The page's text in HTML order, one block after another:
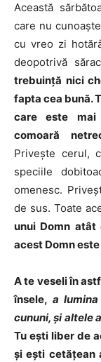
Această
care nu
cu vreo zi
deopotrivă
trebuinţă nici
fapta cea bună.
care este mai
comoară
Priveşte cerul,
speciile
omenesc.
de sus. Toate
unui Domn
acest Domn
A te veseli în
însele, a
cununi, şi altele
Tu eşti liber de
şi eşti cetăţean